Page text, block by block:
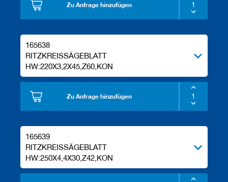
Zu Anfrage hinzufügen
165638
RITZKREISSÄGEBLATT
HW:220X3,2X45,Z60,KON
Zu Anfrage hinzufügen
165639
RITZKREISSÄGEBLATT
HW:250X4,4X30,Z42,KON